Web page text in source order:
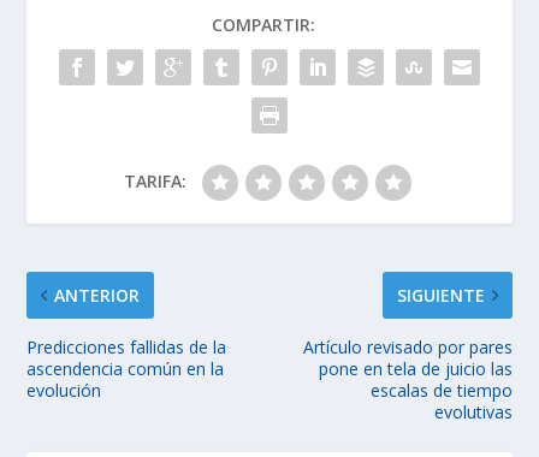
COMPARTIR:
TARIFA:
ANTERIOR
Predicciones fallidas de la
ascendencia común en la
evolución
SIGUIENTE
Artículo revisado ​​por pares
pone en tela de juicio las
escalas de tiempo
evolutivas